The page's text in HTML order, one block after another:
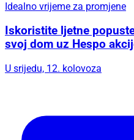
Idealno vrijeme za promjene
Iskoristite ljetne
svoj dom uz Hespo
U srijedu, 12. kolovoza